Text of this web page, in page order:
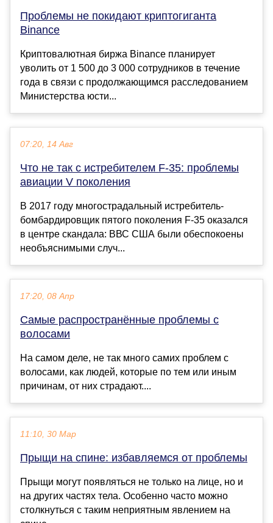
Проблемы не покидают криптогиганта
Binance
Криптовалютная биржа Binance планирует
уволить от 1 500 до 3 000 сотрудников в течение
года в связи с продолжающимся расследованием
Министерства юсти...
07:20, 14 Авг
Что не так с истребителем F-35: проблемы
авиации V поколения
В 2017 году многострадальный истребитель-
бомбардировщик пятого поколения F-35 оказался
в центре скандала: ВВС США были обеспокоены
необъяснимыми случ...
17:20, 08 Апр
Самые распространённые проблемы с
волосами
На самом деле, не так много самих проблем с
волосами, как людей, которые по тем или иным
причинам, от них страдают....
11:10, 30 Мар
Прыщи на спине: избавляемся от проблемы
Прыщи могут появляться не только на лице, но и
на других частях тела. Особенно часто можно
столкнуться с таким неприятным явлением на